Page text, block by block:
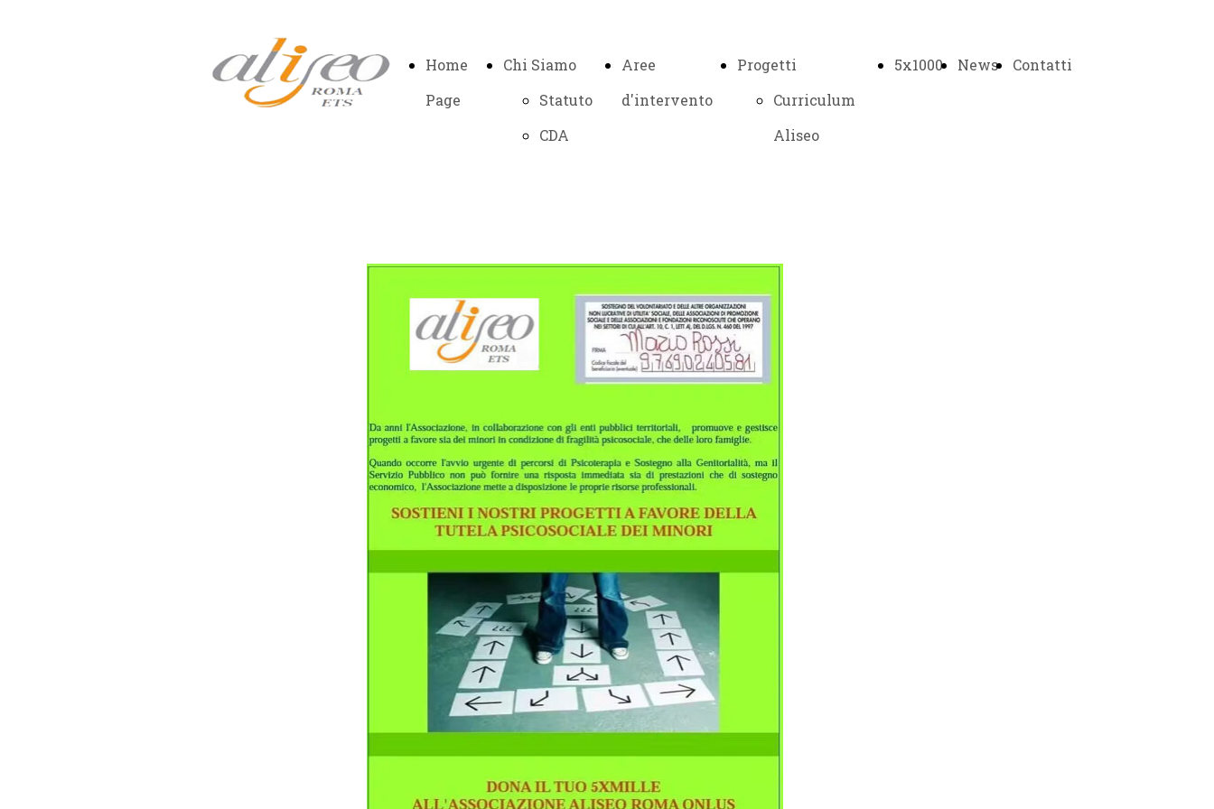
Home
Page
Chi Siamo
Statuto
CDA
Aree
d'intervento
Progetti
Curriculum
Aliseo
5x1000 News Contatti